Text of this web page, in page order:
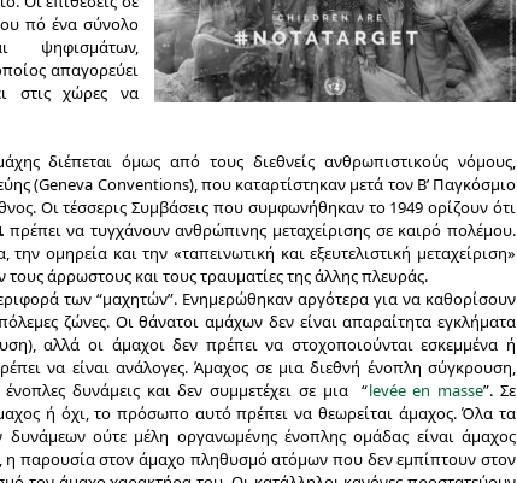
πό ένα σύνολο
ψηφισμάτων,
απαγορεύει
στις χώρες να
διέπεται όμως από τους διεθνείς ανθρωπιστικούς νόμους,
(Geneva Conventions), που καταρτίστηκαν μετά τον Β’ Παγκόσμιο
Οι τέσσερις Συμβάσεις που συμφωνήθηκαν το 1949 ορίζουν ότι
πρέπει να τυγχάνουν ανθρώπινης μεταχείρισης σε καιρό πολέμου.
ομηρεία και την «ταπεινωτική και εξευτελιστική μεταχείριση»
άρρωστους και τους τραυματίες της άλλης πλευράς.
των “μαχητών”. Ενημερώθηκαν αργότερα για να καθορίσουν
ζώνες. Οι θάνατοι αμάχων δεν είναι απαραίτητα εγκλήματα
αλλά οι άμαχοι δεν πρέπει να στοχοποιούνται εσκεμμένα ή
να είναι ανάλογες. Άμαχος σε μια διεθνή ένοπλη σύγκρουση,
δυνάμεις και δεν συμμετέχει σε μια “levée en masse”. Σε
ή όχι, το πρόσωπο αυτό πρέπει να θεωρείται άμαχος. Όλα τα
ούτε μέλη οργανωμένης ένοπλης ομάδας είναι άμαχος
η παρουσία στον άμαχο πληθυσμό ατόμων που δεν εμπίπτουν στον